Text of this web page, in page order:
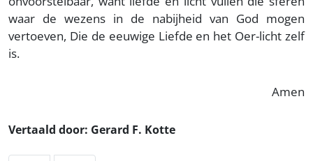
waar de wezens in de nabijheid van God mogen
vertoeven, Die de eeuwige Liefde en het Oer-licht zelf
is.
Amen
Vertaald door: Gerard F. Kotte